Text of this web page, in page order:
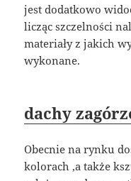
jest dodatkowo
licząc szczelności
materiały z jakich
wykonane.
dachy
Obecnie na rynku
kolorach ,a także